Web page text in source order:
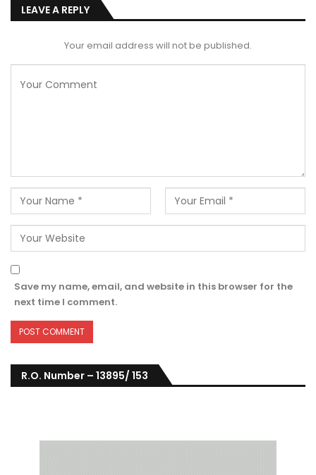
LEAVE A REPLY
Your email address will not be published.
Save my name, email, and website in this browser for the
next time I comment.
R.O. Number – 13895/ 153